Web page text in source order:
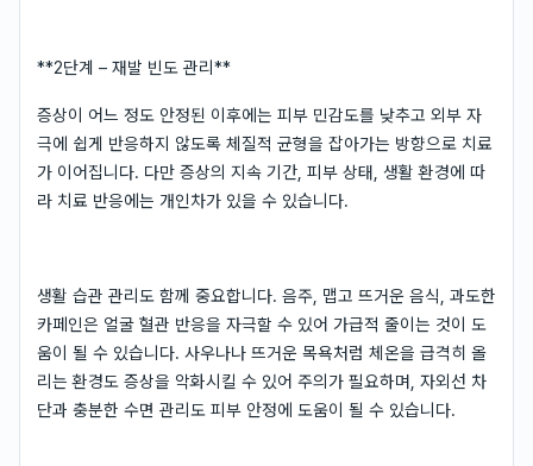
**2단계 – 재발 빈도 관리**
증상이 어느 정도 안정된 이후에는 피부 민감도를 낮추고 외부 자
극에 쉽게 반응하지 않도록 체질적 균형을 잡아가는 방향으로 치료
가 이어집니다. 다만 증상의 지속 기간, 피부 상태, 생활 환경에 따
라 치료 반응에는 개인차가 있을 수 있습니다.
생활 습관 관리도 함께 중요합니다. 음주, 맵고 뜨거운 음식, 과도한
카페인은 얼굴 혈관 반응을 자극할 수 있어 가급적 줄이는 것이 도
움이 될 수 있습니다. 사우나나 뜨거운 목욕처럼 체온을 급격히 올
리는 환경도 증상을 악화시킬 수 있어 주의가 필요하며, 자외선 차
단과 충분한 수면 관리도 피부 안정에 도움이 될 수 있습니다.